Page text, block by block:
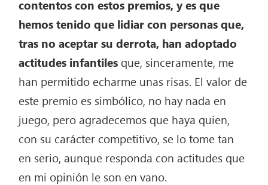
contentos con estos premios, y es que
hemos tenido que lidiar con personas que,
tras no aceptar su derrota, han adoptado
actitudes infantiles que, sinceramente, me
han permitido echarme unas risas. El valor de
este premio es simbólico, no hay nada en
juego, pero agradecemos que haya quien,
con su carácter competitivo, se lo tome tan
en serio, aunque responda con actitudes que
en mi opinión le son en vano.